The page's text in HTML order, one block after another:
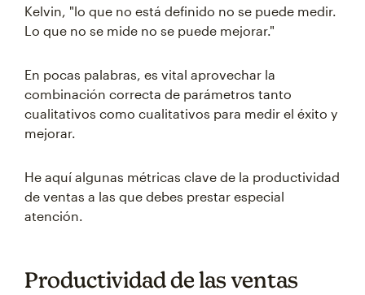
Kelvin, "lo que no está definido no se puede medir.
Lo que no se mide no se puede mejorar."
En pocas palabras, es vital aprovechar la
combinación correcta de parámetros tanto
cualitativos como cualitativos para medir el éxito y
mejorar.
He aquí algunas métricas clave de la productividad
de ventas a las que debes prestar especial
atención.
Productividad de las ventas